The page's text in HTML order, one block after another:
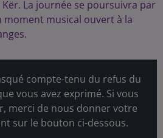
La journée se poursuivra par
moment musical ouvert à la
compte-tenu du refus du
vous avez exprimé. Si vous
merci de nous donner votre
sur le bouton ci-dessous.